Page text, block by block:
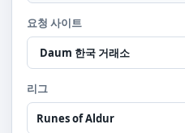
요청 사이트
리그